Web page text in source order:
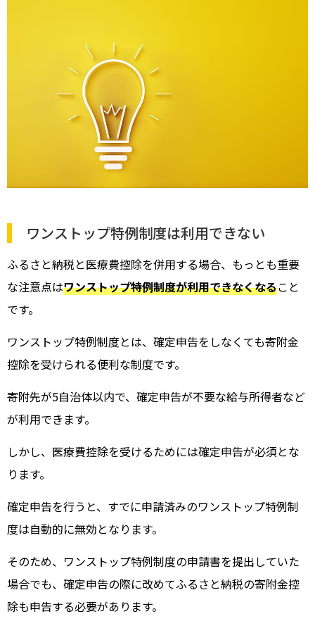
ワンストップ特例制度は利用できない
ふるさと納税と医療費控除を併用する場合、もっとも重要
な注意点はワンストップ特例制度が利用できなくなること
です。
ワンストップ特例制度とは、確定申告をしなくても寄附金
控除を受けられる便利な制度です。
寄附先が5自治体以内で、確定申告が不要な給与所得者など
が利用できます。
しかし、医療費控除を受けるためには確定申告が必須とな
ります。
確定申告を行うと、すでに申請済みのワンストップ特例制
度は自動的に無効となります。
そのため、ワンストップ特例制度の申請書を提出していた
場合でも、確定申告の際に改めてふるさと納税の寄附金控
除も申告する必要があります。